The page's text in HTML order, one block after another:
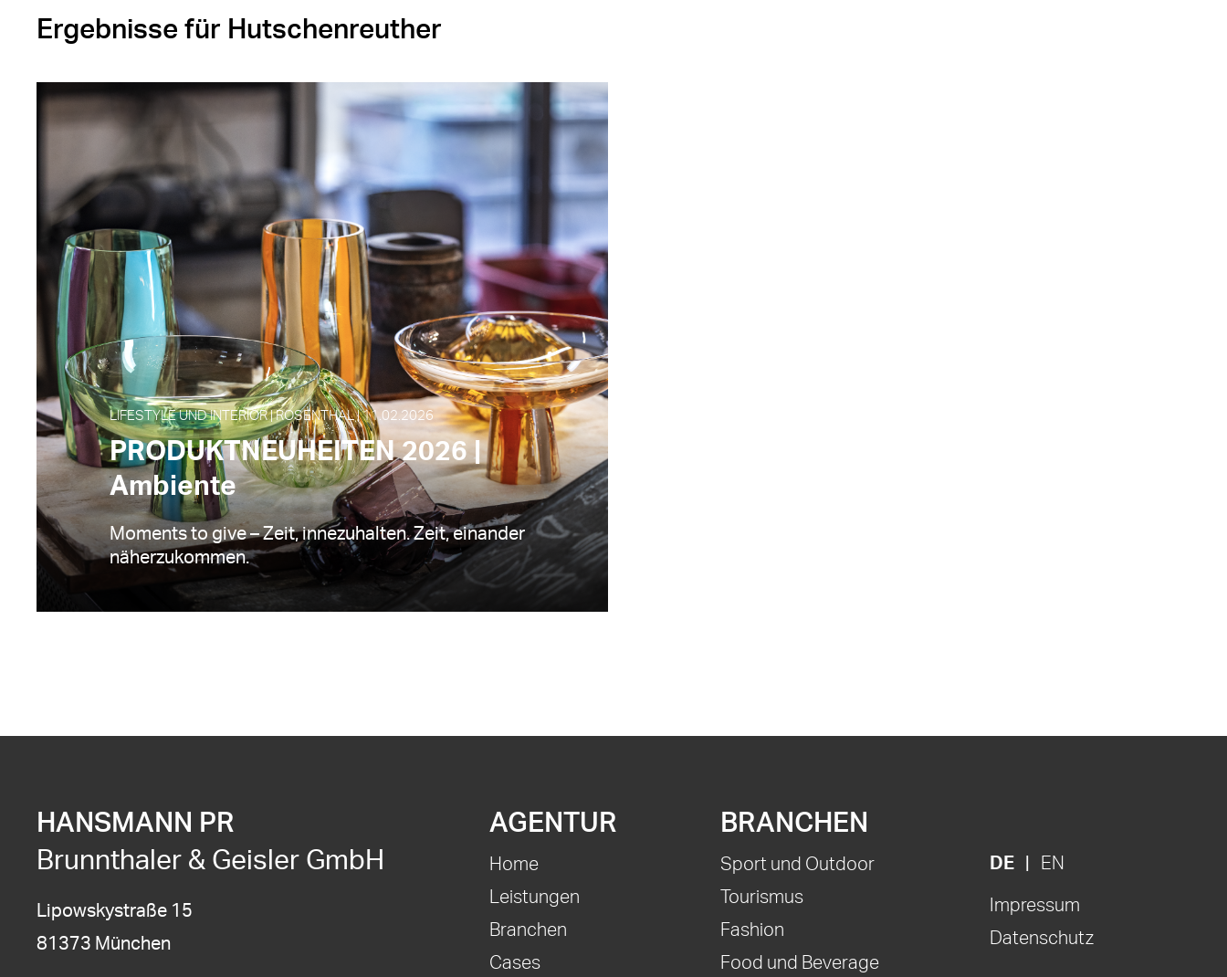
Ergebnisse für Hutschenreuther
LIFESTYLE UND INTERIOR | ROSENTHAL | 11.02.2026
PRODUKTNEUHEITEN 2026 |
Ambiente
Moments to give – Zeit, innezuhalten. Zeit, einander
näherzukommen.
HANSMANN PR
Brunnthaler & Geisler GmbH
Lipowskystraße 15
81373 München
AGENTUR
Home
Leistungen
Branchen
Cases
BRANCHEN
Sport und Outdoor
Tourismus
Fashion
Food und Beverage
DE EN
Impressum
Datenschutz